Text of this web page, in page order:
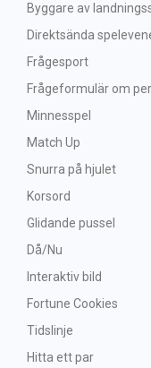
Byggare av
Direktsända
Frågesport
Frågeformulär om
Minnesspel
Match Up
Snurra på hjulet
Korsord
Glidande pussel
Då/Nu
Interaktiv bild
Fortune Cookies
Tidslinje
Hitta ett par